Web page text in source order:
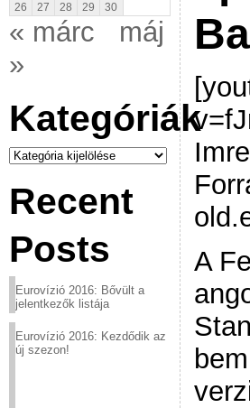
26
27 28 29 30
« márc
máj
»
Kategóriák
Kategóriák
Recent
Posts
Eurovízió 2016: Bővült a
jelentkezők listája
Eurovízió 2016: Kezdődik az
új szezon!
Imre
A